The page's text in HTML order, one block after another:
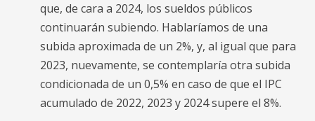
que, de cara a 2024, los sueldos públicos
continuarán subiendo. Hablaríamos de una
subida aproximada de un 2%, y, al igual que para
2023, nuevamente, se contemplaría otra subida
condicionada de un 0,5% en caso de que el IPC
acumulado de 2022, 2023 y 2024 supere el 8%.